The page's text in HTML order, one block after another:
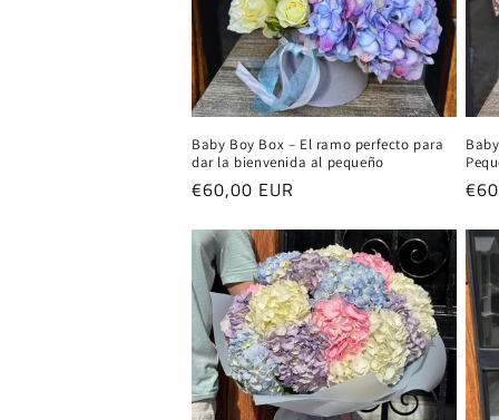
Baby Boy Box – El ramo perfecto para
dar la bienvenida al pequeño
Precio
€60,00 EUR